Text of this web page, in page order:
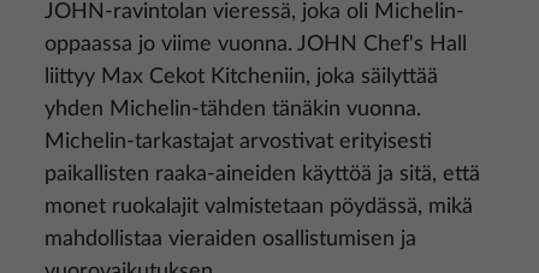
JOHN-ravintolan vieressä, joka oli Michelin-
oppaassa jo viime vuonna. JOHN Chef's Hall
liittyy Max Cekot Kitcheniin, joka säilyttää
yhden Michelin-tähden tänäkin vuonna.
Michelin-tarkastajat arvostivat erityisesti
paikallisten raaka-aineiden käyttöä ja sitä, että
monet ruokalajit valmistetaan pöydässä, mikä
mahdollistaa vieraiden osallistumisen ja